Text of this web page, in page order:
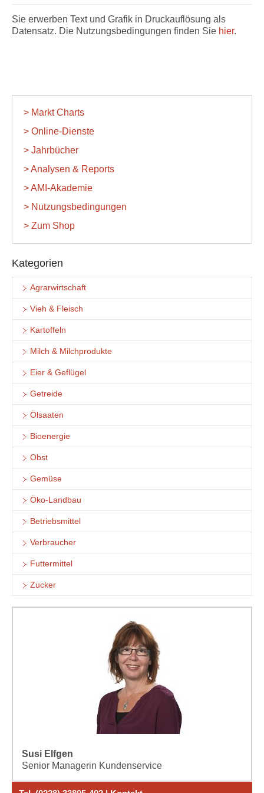
Sie erwerben Text und Grafik in Druckauflösung als
Datensatz. Die Nutzungsbedingungen finden Sie hier.
> Markt Charts
> Online-Dienste
> Jahrbücher
> Analysen & Reports
> AMI-Akademie
> Nutzungsbedingungen
> Zum Shop
Kategorien
Agrarwirtschaft
Vieh & Fleisch
Kartoffeln
Milch & Milchprodukte
Eier & Geflügel
Getreide
Ölsaaten
Bioenergie
Obst
Gemüse
Öko-Landbau
Betriebsmittel
Verbraucher
Futtermittel
Zucker
Susi Elfgen
Senior Managerin Kundenservice